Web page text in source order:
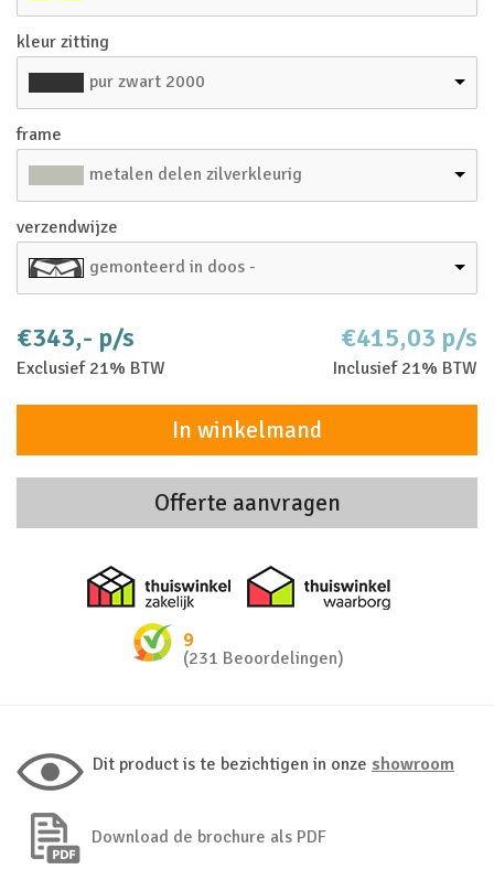
kleur zitting
pur zwart 2000
frame
metalen delen zilverkleurig
verzendwijze
gemonteerd in doos -
€343,- p/s
Exclusief 21% BTW
€415,03 p/s
Inclusief 21% BTW
In winkelmand
Offerte aanvragen
Thuiswinkel zakelijk
9
(231 Beoordelingen)
Dit product is te bezichtigen in onze showroom
Download de brochure als PDF